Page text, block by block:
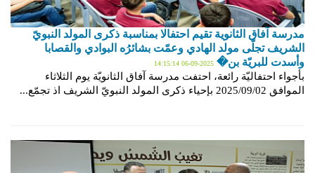
مدرسة آفاق الثانوية تقيم احتفالا بمناسبة ذكرى المولد النبويّ
الشريف تجلّى مولد الهادي وعمّت بشائرُه البوادي والقصابا
وأسدت للبريّة بن� 2025-09-06 14:15:14
بأجواء احتفاليّة رائعة، احتفت مدرسة آفاق الثانويّة يوم الثلاثاء
الموافق 2025/09/02 بإحياء ذكرى المولد النبويّ الشريف اذ تجمّع...